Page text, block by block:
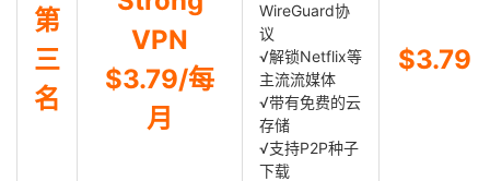
第
三
名
VPN
$3.79/每
月
WireGuard协
议
√解锁Netflix等
主流流媒体
√带有免费的云
存储
√支持P2P种子
下载
$3.79